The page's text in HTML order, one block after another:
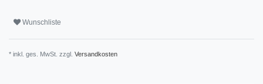
Wunschliste
* inkl. ges. MwSt. zzgl. Versandkosten